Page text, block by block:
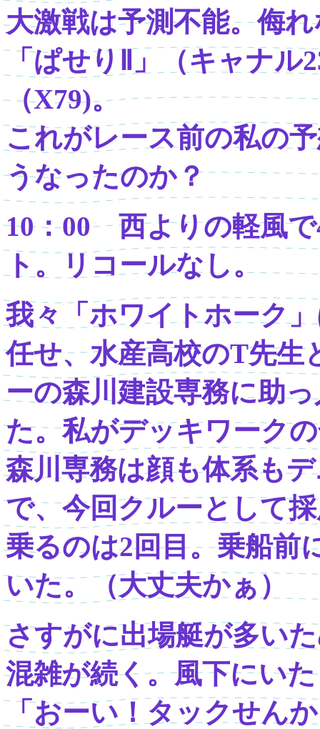
大激戦は予測不能。侮
「ぱせりⅡ」（キャナル
（X79)。
これがレース前の私の
うなったのか？
10：00 西よりの軽風
ト。リコールなし。
我々「ホワイトホーク
任せ、水産高校のT先生
ーの森川建設専務に助
た。私がデッキワーク
森川専務は顔も体系も
で、今回クルーとして
乗るのは2回目。乗船前
いた。（大丈夫かぁ）
さすがに出場艇が多い
混雑が続く。風下にい
「おーい！タックせん